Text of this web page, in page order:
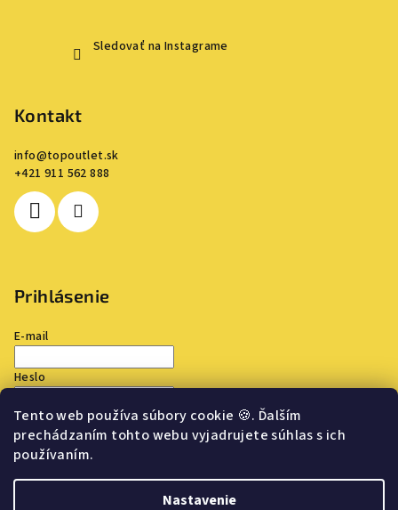
Tento web používa súbory cookie 🍪. Ďalším
prechádzaním tohto webu vyjadrujete súhlas s ich
používaním.
Nastavenie
Sledovať na Instagrame
Kontakt
info@topoutlet.sk
+421 911 562 888
Prihlásenie
E-mail
Heslo
Prihlásiť sa
Nová registrácia